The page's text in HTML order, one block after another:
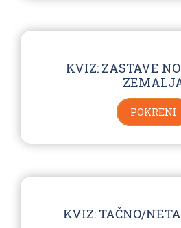
KVIZ: ZASTAVE
POKRENI
KVIZ: TAČNO/